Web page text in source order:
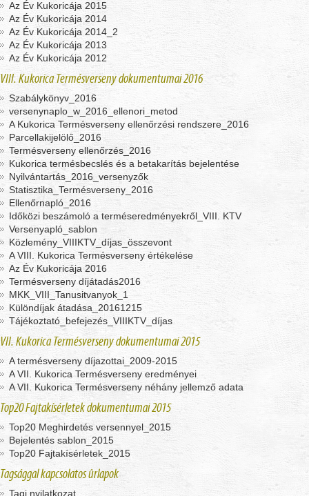
Az Év Kukoricája 2015
Az Év Kukoricája 2014
Az Év Kukoricája 2014_2
Az Év Kukoricája 2013
Az Év Kukoricája 2012
VIII. Kukorica Termésverseny dokumentumai 2016
Szabálykönyv_2016
versenynaplo_w_2016_ellenori_metod
A Kukorica Termésverseny ellenőrzési rendszere_2016
Parcellakijelölő_2016
Termésverseny ellenőrzés_2016
Kukorica termésbecslés és a betakarítás bejelentése
Nyilvántartás_2016_versenyzők
Statisztika_Termésverseny_2016
Ellenőrnapló_2016
Időközi beszámoló a terméseredményekről_VIII. KTV
Versenyapló_sablon
Közlemény_VIIIKTV_díjas_összevont
A VIII. Kukorica Termésverseny értékelése
Az Év Kukoricája 2016
Termésverseny díjátadás2016
MKK_VIII_Tanusitvanyok_1
Különdíjak átadása_20161215
Tájékoztató_befejezés_VIIIKTV_díjas
VII. Kukorica Termésverseny dokumentumai 2015
A termésverseny díjazottai_2009-2015
A VII. Kukorica Termésverseny eredményei
A VII. Kukorica Termésverseny néhány jellemző adata
Top20 Fajtakísérletek dokumentumai 2015
Top20 Meghirdetés versennyel_2015
Bejelentés sablon_2015
Top20 Fajtakísérletek_2015
Tagsággal kapcsolatos ûrlapok
Tagi nyilatkozat